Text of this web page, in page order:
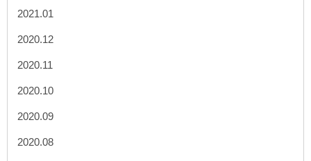
2021.01
2020.12
2020.11
2020.10
2020.09
2020.08